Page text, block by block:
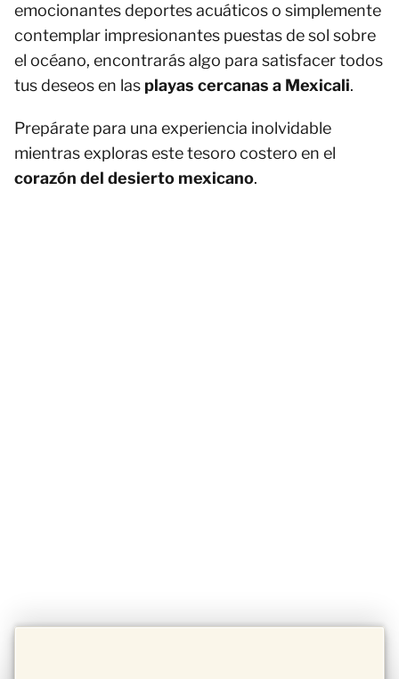
emocionantes deportes acuáticos o simplemente
contemplar impresionantes puestas de sol sobre
el océano, encontrarás algo para satisfacer todos
tus deseos en las playas cercanas a Mexicali.
Prepárate para una experiencia inolvidable
mientras exploras este tesoro costero en el
corazón del desierto mexicano.